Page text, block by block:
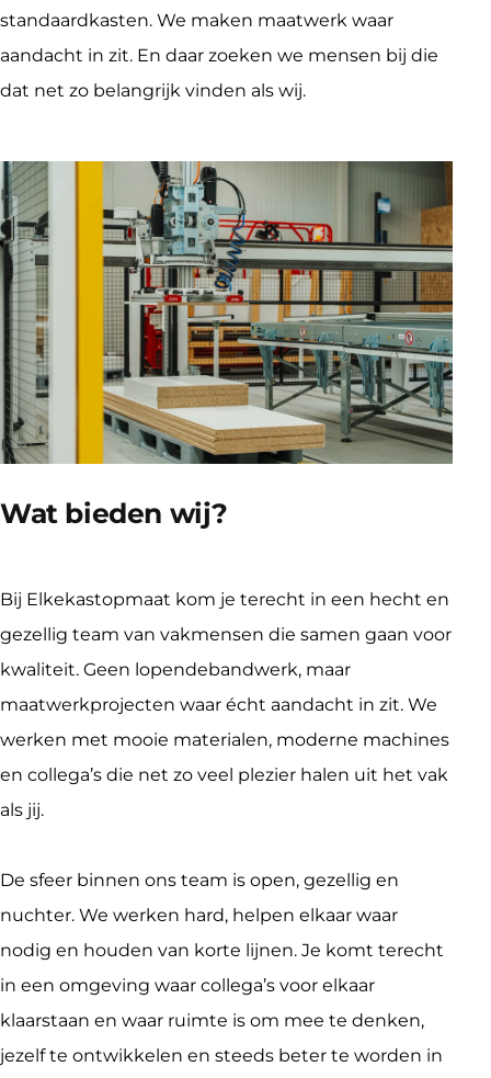
standaardkasten. We maken maatwerk waar
aandacht in zit. En daar zoeken we mensen bij die
dat net zo belangrijk vinden als wij.
Wat bieden wij?
Bij Elkekastopmaat kom je terecht in een hecht en
gezellig team van vakmensen die samen gaan voor
kwaliteit. Geen lopendebandwerk, maar
maatwerkprojecten waar écht aandacht in zit. We
werken met mooie materialen, moderne machines
en collega’s die net zo veel plezier halen uit het vak
als jij.
De sfeer binnen ons team is open, gezellig en
nuchter. We werken hard, helpen elkaar waar
nodig en houden van korte lijnen. Je komt terecht
in een omgeving waar collega’s voor elkaar
klaarstaan en waar ruimte is om mee te denken,
jezelf te ontwikkelen en steeds beter te worden in